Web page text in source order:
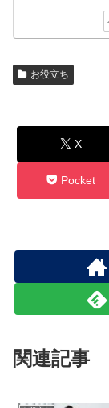
お役立ち
X
Pocket
関連記事